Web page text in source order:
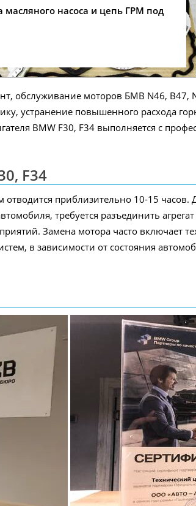
масляного насоса и цепь ГРМ под
обслуживание моторов БМВ N46, B47,
устранение повышенного расхода
BMW F30, F34 выполняется с
F34
приблизительно 10-15
требуется разъединить
Замена мотора часто включает
в зависимости от состояния